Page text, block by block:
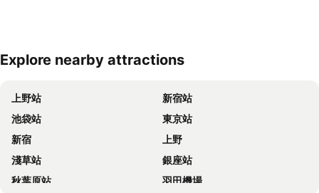
展開地圖
Explore nearby attractions
上野站
新宿站
池袋站
東京站
新宿
上野
淺草站
銀座站
秋葉原站
羽田機場